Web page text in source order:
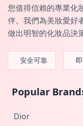
您值得信賴的專業化
伴。我們為美妝愛好
做出明智的化妝品決策
安全可靠
Popular
Dior